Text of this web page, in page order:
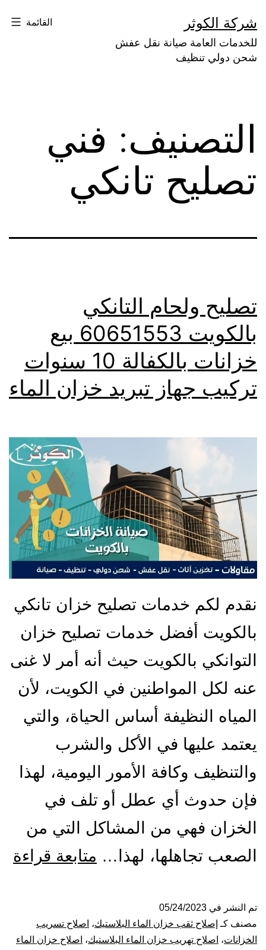
إلى
المحتوى
شركة الكوثر
للخدمات العامة صيانة نقل عفش
شحن دولي تنظيف
القائمة
التصنيف: فني
تصليح تانكي
تصليح ولحام التانكي
بالكويت 60651553 بيع
خزانات بالكفالة 10 سنوات
تركيب جهاز تبريد خزان الماء
نقدم لكم خدمات تصليح خزان تانكي
بالكويت أفضل خدمات تصليح خزان
التوانكي بالكويت حيث أنه أمر لا غنى
عنه لكل المواطنين في الكويت، لأن
المياه النظيفة أساس الحياة، والتي
يعتمد عليها في الأكل والشرب
والتنظيف وكافة الأمور اليومية، لهذا
فإن حدوث أي عطل أو تلف في
الخزان فهي من المشاكل التي من
الصعب تجاهلها، لهذا… متابعة قراءة
تم النشر في 05/24/2023
مصنف كـ إصلاح ثقب خزان الماء البلاستيك، اصلاح تسريب
الخزانات، اصلاح تهريب خزان الماء البلاستيك، اصلاح خزان الماء